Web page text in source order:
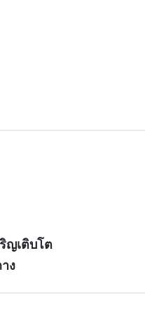
ญเติบโต
ง